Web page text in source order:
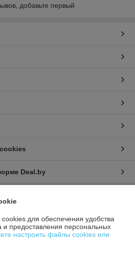
добавьте первый
Deal.by
ИП Афонина Екатерина
г. Пружаны, Брестская обл.
для обеспечения удобства
и предоставления персональных
настроить файлы cookies или